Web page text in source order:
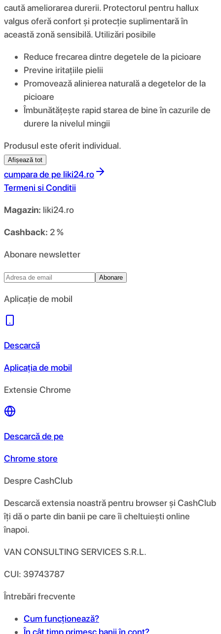
caută ameliorarea durerii. Protectorul pentru hallux
valgus oferă confort și protecție suplimentară în
această zonă sensibilă. Utilizări posibile
Reduce frecarea dintre degetele de la picioare
Previne iritațiile pielii
Promovează alinierea naturală a degetelor de la
picioare
Îmbunătățește rapid starea de bine în cazurile de
durere la nivelul mingii
Produsul este oferit individual.
Afișează tot
cumpara de pe liki24.ro
Termeni si Conditii
Magazin: liki24.ro
Cashback: 2 %
Abonare newsletter
Abonare
Aplicație de mobil
Descarcă
Aplicația de mobil
Extensie Chrome
Descarcă de pe
Chrome store
Despre CashClub
Descarcă extensia noastră pentru browser și CashClub
îți dă o parte din banii pe care îi cheltuiești online
înapoi.
VAN CONSULTING SERVICES S.R.L.
CUI: 39743787
Întrebări frecvente
Cum funcționează?
În cât timp primesc banii în cont?